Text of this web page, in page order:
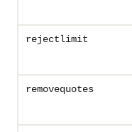
rejectlimit
removequotes